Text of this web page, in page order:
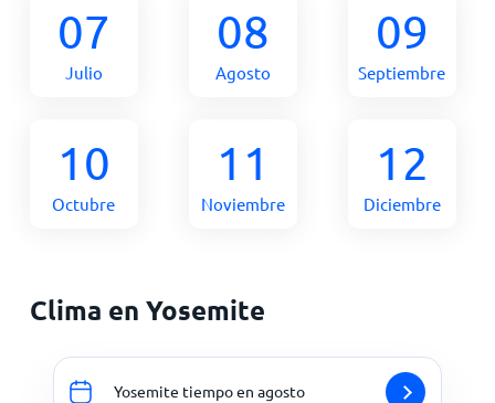
07
Julio
08
Agosto
09
Septiembre
10
Octubre
11
Noviembre
12
Diciembre
Clima en Yosemite
Yosemite tiempo en agosto